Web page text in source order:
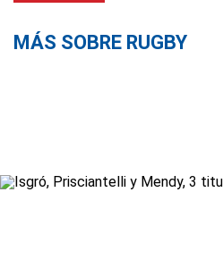
MÁS SOBRE RUGBY